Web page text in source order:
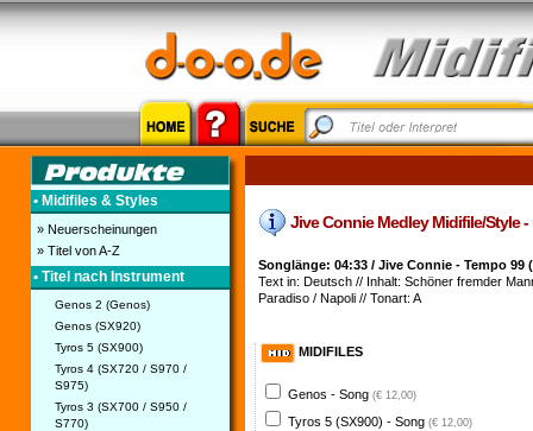
• Midifiles & Styles
» Neuerscheinungen
» Titel von A-Z
• Titel nach Instrument
Genos 2 (Genos)
Genos (SX920)
Tyros 5 (SX900)
Tyros 4 (SX720 / S970 /
S975)
Tyros 3 (SX700 / S950 /
S770)
Jive Connie Medley Midifile/Style
Songlänge: 04:33 / Jive Connie - Tempo 99
Text in: Deutsch // Inhalt: Schöner fremder
Paradiso / Napoli // Tonart: A
MIDIFILES
Genos - Song (€ 12,00)
Tyros 5 (SX900) - Song (€ 12,00)